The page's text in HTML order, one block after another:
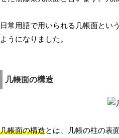
日常用語で用いられる几帳面とい
ようになりました。
几帳面の構造
几帳面の構造とは、几帳の柱の表